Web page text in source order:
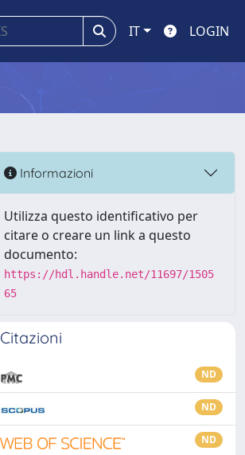
IT LOGIN
Informazioni
Utilizza questo identificativo per
citare o creare un link a questo
documento:
https://hdl.handle.net/11697/1505
65
Citazioni
ND
ND
ND